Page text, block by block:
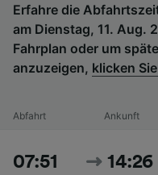
Erfahre die
am Dienstag, 11. Aug.
Fahrplan oder um
anzuzeigen, klicken
Abfahrt Ankunft
07:51 14:26